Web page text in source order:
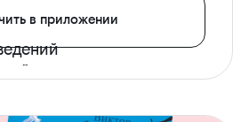
в приложении